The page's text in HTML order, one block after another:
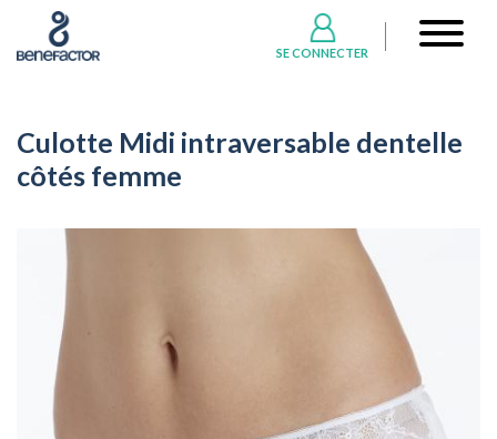
contenu
account
SE CONNECTER
Culotte Midi intraversable dentelle
côtés femme